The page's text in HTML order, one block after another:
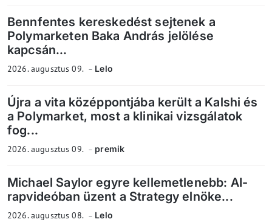
Bennfentes kereskedést sejtenek a
Polymarketen Baka András jelölése
kapcsán...
2026. augusztus 09. Lelo
Újra a vita középpontjába került a Kalshi és
a Polymarket, most a klinikai vizsgálatok
fog...
2026. augusztus 09. premik
Michael Saylor egyre kellemetlenebb: AI-
rapvideóban üzent a Strategy elnöke...
2026. augusztus 08. Lelo